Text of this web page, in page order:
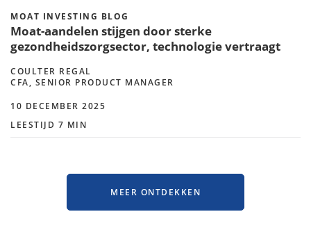
MOAT INVESTING BLOG
Moat-aandelen stijgen door sterke
gezondheidszorgsector, technologie vertraagt
COULTER REGAL
CFA, SENIOR PRODUCT MANAGER
10 DECEMBER 2025
LEESTIJD 7 MIN
MEER ONTDEKKEN